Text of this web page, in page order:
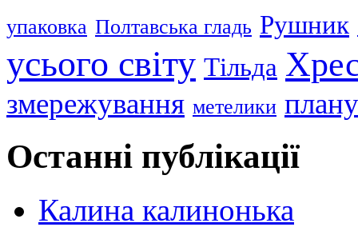
упаковка Полтавська гладь Рушник
усього світу Тільда
змережування метелики
Останні публікації
Калина калинонька